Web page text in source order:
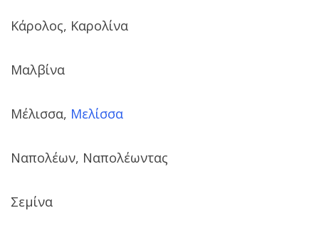
Κάρολος, Καρολίνα
Μαλβίνα
Μέλισσα, Μελίσσα
Ναπολέων, Ναπολέωντας
Σεμίνα